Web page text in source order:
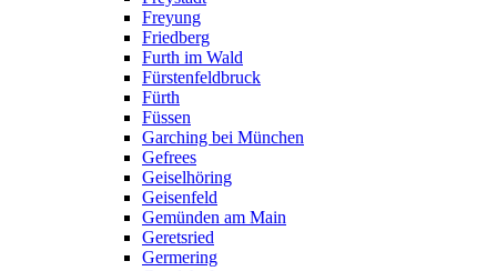
Freyung
Friedberg
Furth im Wald
Fürstenfeldbruck
Fürth
Füssen
Garching bei München
Gefrees
Geiselhöring
Geisenfeld
Gemünden am Main
Geretsried
Germering